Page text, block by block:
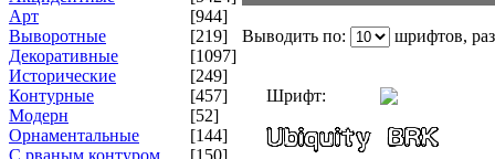
Арт
[944]
Выворотные
[219]
Декоративные
[1097]
Исторические
[249]
Контурные
[457]
Модерн
[52]
Орнаментальные
[144]
С рваным контуром
[150]
Выводить по: шрифтов,
Шрифт: